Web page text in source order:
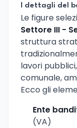
I dettagli del
Le figure
Settore III -
struttura
lavori
comunale,
Ecco gli
Ente
(VA)